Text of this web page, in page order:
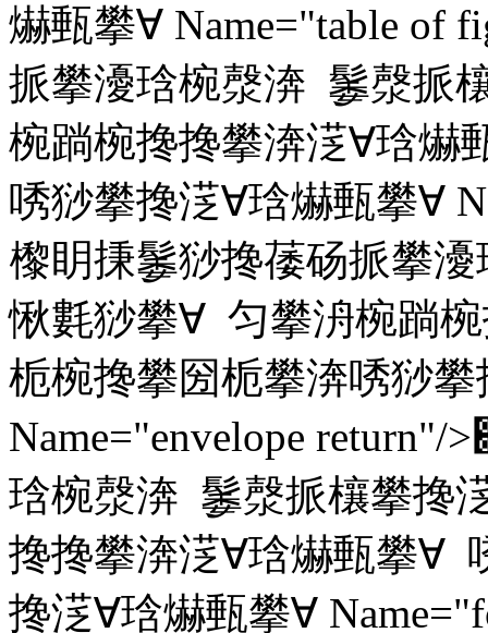
爀甀攀∀ Name="table
挀攀瀀琀椀漀渀 䰀漀挀
椀䠀椀搀搀攀渀㴀∀琀爀
唀猀攀搀㴀∀琀爀甀攀∀
㰀眀㨀䰀猀搀䔀砀挀攀
愀氀猀攀∀ 匀攀洀椀䠀
栀椀搀攀圀栀攀渀唀猀
Name="envelope
琀椀漀渀 䰀漀挀欀攀搀
搀搀攀渀㴀∀琀爀甀攀∀
搀㴀∀琀爀甀攀∀